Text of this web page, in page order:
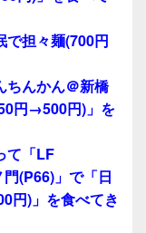
で担々麺(700円
ちんかん＠新橋
円→500円)」を
て「LF
(P66)」で「日
円)」を食べてき